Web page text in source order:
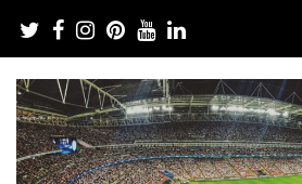
naar
de
inhoud